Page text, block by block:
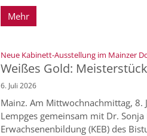
Mehr
Neue Kabinett-Ausstellung im Mainzer
Weißes Gold:
6. Juli 2026
Mainz. Am Mittwochnachmittag,
Lempges gemeinsam mit Dr.
Erwachsenenbildung (KEB) des